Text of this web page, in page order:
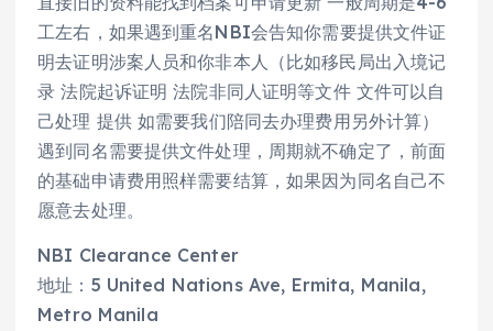
工左右，如果遇到重名NBI会告知你需要提供文件证
明去证明涉案人员和你非本人（比如移民局出入境记
录 法院起诉证明 法院非同人证明等文件 文件可以自
己处理 提供 如需要我们陪同去办理费用另外计算）
遇到同名需要提供文件处理，周期就不确定了，前面
的基础申请费用照样需要结算，如果因为同名自己不
愿意去处理。
NBI Clearance Center
地址：5 United Nations Ave, Ermita, Manila,
Metro Manila